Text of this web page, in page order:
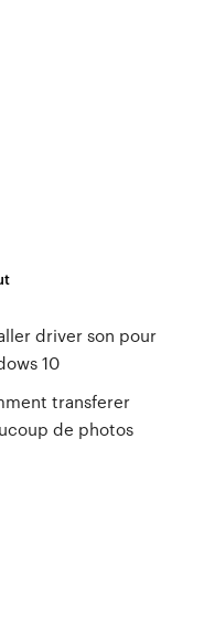
driver son pour
10
transferer
de photos